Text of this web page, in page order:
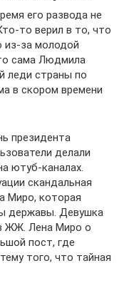
его развода не
то верил в то, что
из-за молодой
сама Людмила
леди страны по
в скором времени
президента
делали
ютуб-каналах.
скандальная
Миро, которая
державы. Девушка
ЖЖ. Лена Миро о
пост, где
того, что тайная